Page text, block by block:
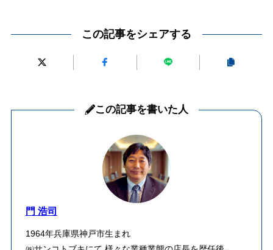
この記事をシェアする
この記事を書いた人
門 浩司
1964年兵庫県神戸市生まれ